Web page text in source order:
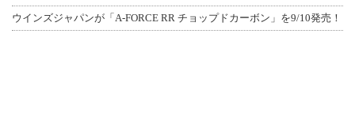
ウインズジャパンが「A-FORCE RR チョップドカーボン」を9/10発売！